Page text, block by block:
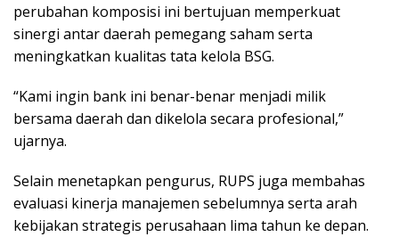
perubahan komposisi ini bertujuan memperkuat
sinergi antar daerah pemegang saham serta
meningkatkan kualitas tata kelola BSG.
“Kami ingin bank ini benar-benar menjadi milik
bersama daerah dan dikelola secara profesional,”
ujarnya.
Selain menetapkan pengurus, RUPS juga membahas
evaluasi kinerja manajemen sebelumnya serta arah
kebijakan strategis perusahaan lima tahun ke depan.